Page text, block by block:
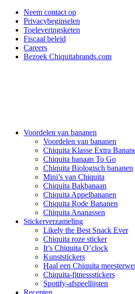
Neem contact op
Privacybeginselen
Toeleveringsketen
Fiscaal beleid
Careers
Bezoek Chiquitabrands.com
Voordelen van bananen
Voordelen van bananen
Chiquita Klasse Extra
Chiquita banaan To Go
Chiquita Biologisch bananen
Mini’s van Chiquita
Chiquita Bakbanaan
Chiquita Appelbananen
Chiquita Rode Bananen
Chiquita Ananassen
Stickerverzameling
Likely the Best Snack Ever
Chiquita roze sticker
It’s Chiquita O’clock
Kunststickers
Haal een Chiquita
Chiquita-fitnessstickers
Spotify-afspeellijsten
Recepten